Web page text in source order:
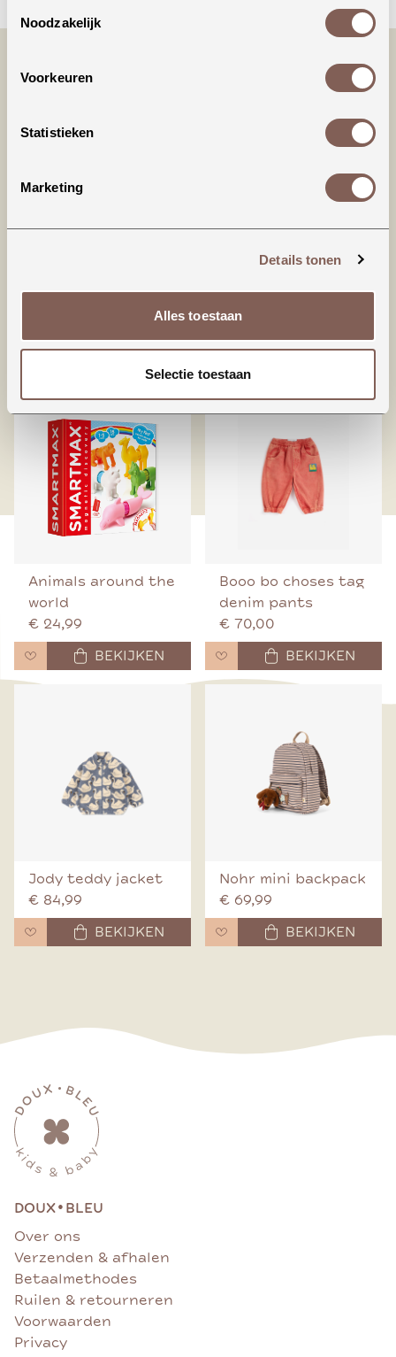
Noodzakelijk
Voorkeuren
Statistieken
Marketing
Details tonen
Alles toestaan
Selectie toestaan
nieuw binnen
Animals around the
world
€ 24,99
BEKIJKEN
Booo bo choses tag
denim pants
€ 70,00
BEKIJKEN
Jody teddy jacket
€ 84,99
BEKIJKEN
Nohr mini backpack
€ 69,99
BEKIJKEN
DOUX• BLEU
Over ons
Verzenden & afhalen
Betaalmethodes
Ruilen & retourneren
Voorwaarden
Privacy